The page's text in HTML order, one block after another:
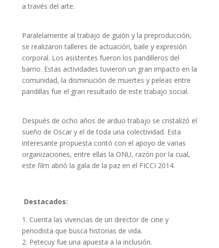
a través del arte.
Paralelamente al trabajo de guión y la preproducción,
se realizaron talleres de actuación, baile y expresión
corporal. Los asistentes fueron los pandilleros del
barrio. Estas actividades tuvieron un gran impacto en la
comunidad, la disminución de muertes y peleas entre
pandillas fue el gran resultado de este trabajo social.
Después de ocho años de arduo trabajo se cristalizó el
sueño de Oscar y el de toda una colectividad. Esta
interesante propuesta contó con el apoyo de varias
organizaciones, entre ellas la ONU, razón por la cual,
este film abrió la gala de la paz en el FICCI 2014.
Destacados:
1. Cuenta las vivencias de un director de cine y
periodista que busca historias de vida.
2. Petecuy fue una apuesta a la inclusión.